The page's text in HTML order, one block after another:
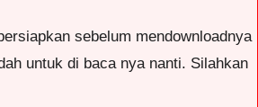
sebelum mendownloadnya
untuk di baca nya nanti. Silahkan